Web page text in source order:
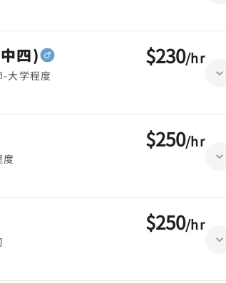
四)
大学程度
$230/hr
度
$250/hr
$250/hr